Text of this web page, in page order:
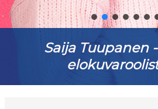
Saija Tuupanen